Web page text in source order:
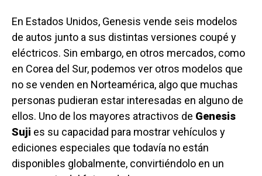
En Estados Unidos, Genesis vende seis modelos
de autos junto a sus distintas versiones coupé y
eléctricos. Sin embargo, en otros mercados, como
en Corea del Sur, podemos ver otros modelos que
no se venden en Norteamérica, algo que muchas
personas pudieran estar interesadas en alguno de
ellos. Uno de los mayores atractivos de Genesis
Suji es su capacidad para mostrar vehículos y
ediciones especiales que todavía no están
disponibles globalmente, convirtiéndolo en un